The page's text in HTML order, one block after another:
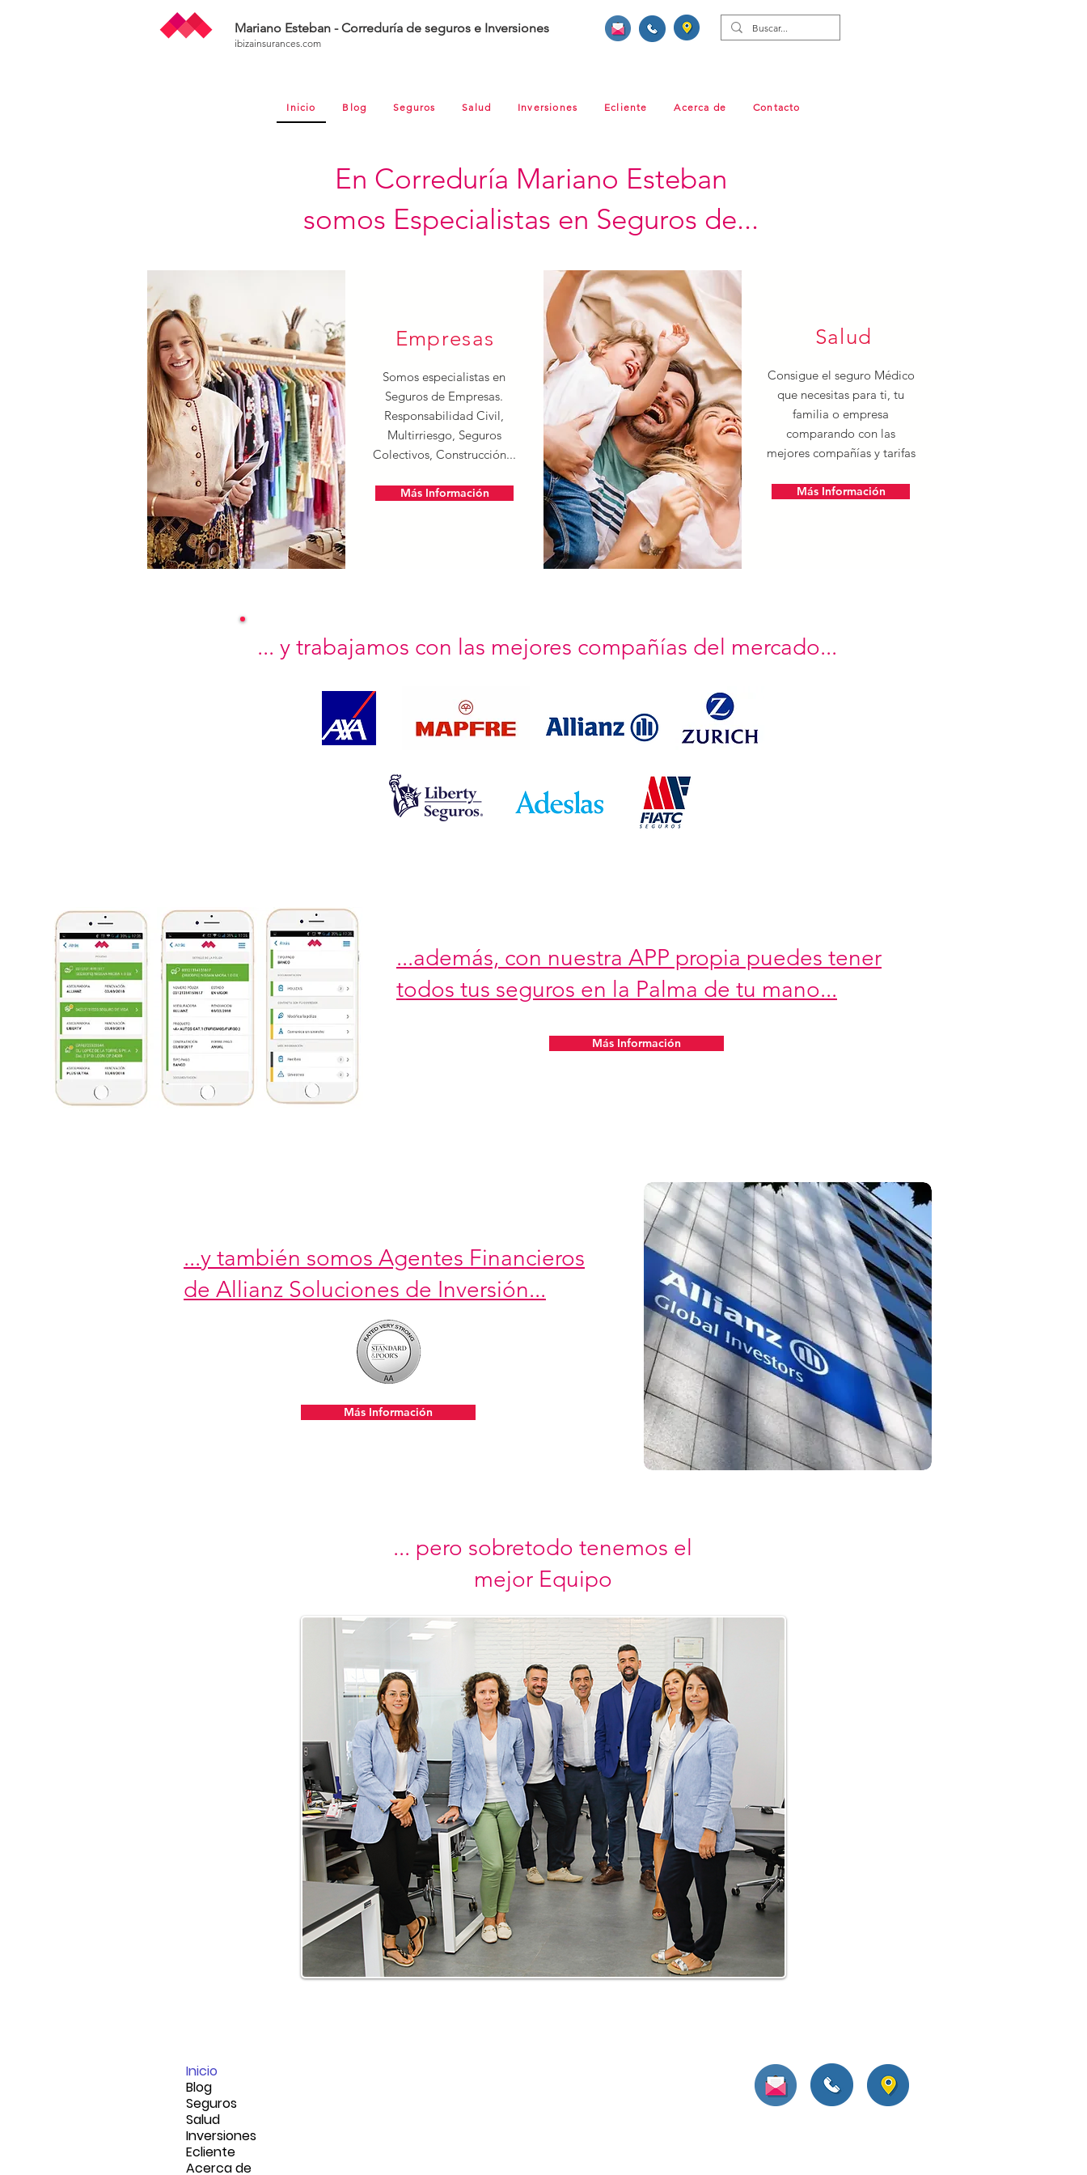
Mariano Esteban - Correduría de seguros e Inversiones
ibizainsurances.com
Inicio Blog Seguros Salud Inversiones Ecliente Acerca de Contacto
En Correduría Mariano Esteban
somos Especialistas en Seguros de...
Empresas
Somos especialistas en
Seguros de Empresas.
Responsabilidad Civil,
Multirriesgo, Seguros
Colectivos, Construcción...
Más Información
Salud
Consigue el seguro Médico
que necesitas para ti, tu
familia o empresa
comparando con las
mejores compañías y tarifas
Más Información
... y trabajamos con las mejores compañías del mercado...
...además, con nuestra APP propia puedes tener
todos tus seguros en la Palma de tu mano...
Más Información
...y también somos Agentes Financieros
de Allianz Soluciones de Inversión...
Más Información
... pero sobretodo tenemos el
mejor Equipo
Inicio
Blog
Seguros
Salud
Inversiones
Ecliente
Acerca de